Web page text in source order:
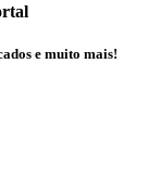
e muito mais!